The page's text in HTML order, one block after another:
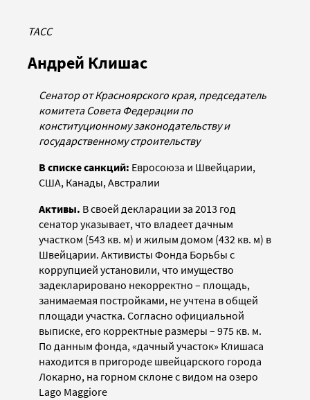
ТАСС
Андрей Клишас
Сенатор от Красноярского края, председатель
комитета Совета Федерации по
конституционному законодательству и
государственному строительству
В списке санкций: Евросоюза и Швейцарии,
США, Канады, Австралии
Активы. В своей декларации за 2013 год
сенатор указывает, что владеет дачным
участком (543 кв. м) и жилым домом (432 кв. м) в
Швейцарии. Активисты Фонда Борьбы с
коррупцией установили, что имущество
задекларировано некорректно – площадь,
занимаемая постройками, не учтена в общей
площади участка. Согласно официальной
выписке, его корректные размеры – 975 кв. м.
По данным фонда, «дачный участок» Клишаса
находится в пригороде швейцарского города
Локарно, на горном склоне с видом на озеро
Lago Maggiore